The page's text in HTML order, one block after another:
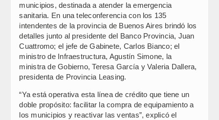
municipios, destinada a atender la emergencia
sanitaria. En una teleconferencia con los 135
intendentes de la provincia de Buenos Aires brindó los
detalles junto al presidente del Banco Provincia, Juan
Cuattromo; el jefe de Gabinete, Carlos Bianco; el
ministro de Infraestructura, Agustín Simone, la
ministra de Gobierno, Teresa García y Valeria Dallera,
presidenta de Provincia Leasing.
“Ya está operativa esta línea de crédito que tiene un
doble propósito: facilitar la compra de equipamiento a
los municipios y reactivar las ventas”, explicó el